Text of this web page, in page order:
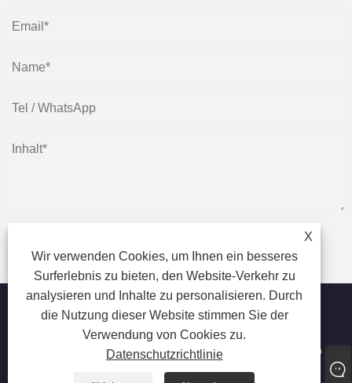
einreichen
X
Wir verwenden Cookies, um Ihnen ein besseres
Surferlebnis zu bieten, den Website-Verkehr zu
analysieren und Inhalte zu personalisieren. Durch
die Nutzung dieser Website stimmen Sie der
Verwendung von Cookies zu.
Datenschutzrichtlinie
Copyright © 2023 Dongguan beiente Verpackungsmaterialien